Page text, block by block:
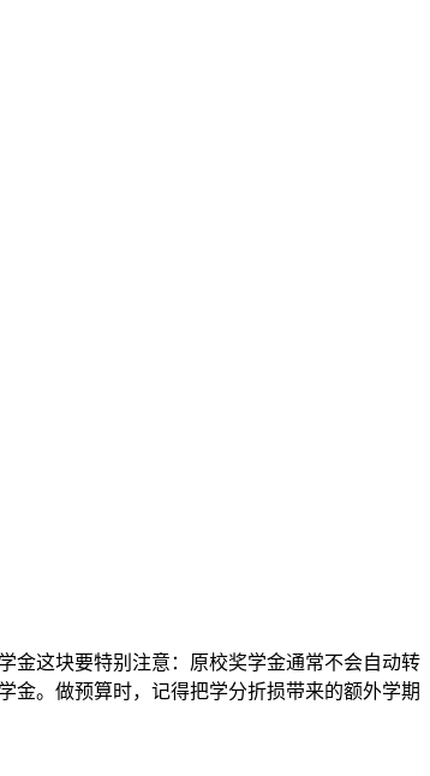
金这块要特别注意：原校奖学金通常不会自动转
金。做预算时，记得把学分折损带来的额外学期